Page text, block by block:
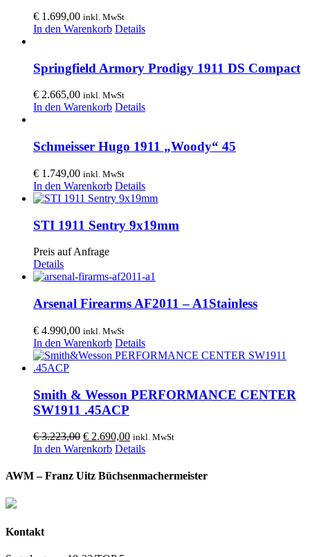
€ 1.699,00 inkl. MwSt
In den Warenkorb Details
Springfield Armory Prodigy 1911 DS Compact
€ 2.665,00 inkl. MwSt
In den Warenkorb Details
Schmeisser Hugo 1911 „Woody“ 45
€ 1.749,00 inkl. MwSt
In den Warenkorb Details
STI 1911 Sentry 9x19mm
Preis auf Anfrage
Details
Arsenal Firearms AF2011 – A1Stainless
€ 4.990,00 inkl. MwSt
In den Warenkorb Details
Smith & Wesson PERFORMANCE CENTER
SW1911 .45ACP
€3.223,00 Ursprünglicher
Preis
€ 3.223,00
€ 2.690,00Aktueller
Preis
€ 2.690,00.
inkl. MwSt
In den Warenkorb Details
AWM – Franz Uitz Büchsenmachermeister
Kontakt